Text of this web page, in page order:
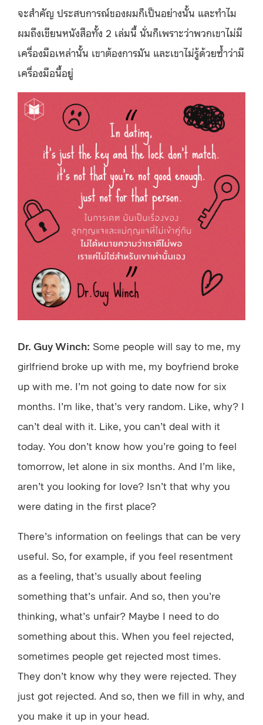
จะสำคัญ ประสบการณ์ของผมก็เป็นอย่างนั้น และทำไม
ผมถึงเขียนหนังสือทั้ง 2 เล่มนี้ นั่นก็เพราะว่าพวกเขาไม่มี
เครื่องมือเหล่านั้น เขาต้องการมัน และเขาไม่รู้ด้วยซ้ำว่ามี
เครื่องมือนี้อยู่
Dr. Guy Winch: Some people will say to me, my
girlfriend broke up with me, my boyfriend broke
up with me. I’m not going to date now for six
months. I’m like, that’s very random. Like, why? I
can’t deal with it. Like, you can’t deal with it
today. You don’t know how you’re going to feel
tomorrow, let alone in six months. And I’m like,
aren’t you looking for love? Isn’t that why you
were dating in the first place?
There’s information on feelings that can be very
useful. So, for example, if you feel resentment
as a feeling, that’s usually about feeling
something that’s unfair. And so, then you’re
thinking, what’s unfair? Maybe I need to do
something about this. When you feel rejected,
sometimes people get rejected most times.
They don’t know why they were rejected. They
just got rejected. And so, then we fill in why, and
you make it up in your head.